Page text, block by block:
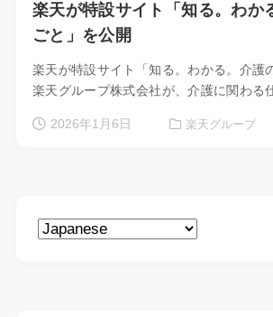
楽天が特設サイト「知る。わか
ごと」を公開
楽天が特設サイト「知る。わかる。介護
楽天グループ株式会社が、介護に関わる
2026年1月6日 楽天グループ